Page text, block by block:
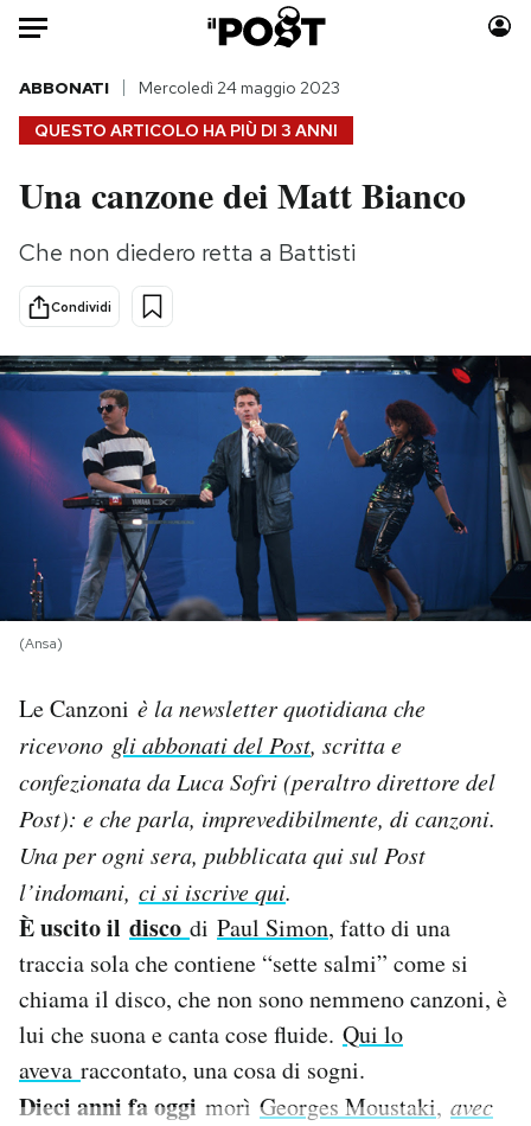
Auto
HOME
Italia
Politica
Tecnologia
Scienza
Cultura
Economia
Sport
Moda
Consumismi
Media
Altrecose
Mondiali calcio 2026
PODCAST
NEWSLETTER
I MIEI PREFERITI
SHOP
CALENDARIO
AREA PERSONALE
Newsletter
Notifiche mobile
Regala il Post
QUESTO ARTICOLO HA PIÙ DI 3 ANNI
ABBONATI Mercoledì 24 maggio 2023
Una canzone dei Matt Bianco
Che non diedero retta a Battisti
Condividi
(Ansa)
Le Canzoni è la newsletter quotidiana che
ricevono gli abbonati del Post, scritta e
confezionata da Luca Sofri (peraltro direttore del
Post): e che parla, imprevedibilmente, di canzoni.
Una per ogni sera, pubblicata qui sul Post
l’indomani, ci si iscrive qui.
È uscito il disco di Paul Simon, fatto di una
traccia sola che contiene “sette salmi” come si
chiama il disco, che non sono nemmeno canzoni, è
lui che suona e canta cose fluide. Qui lo
aveva raccontato, una cosa di sogni.
Dieci anni fa oggi morì Georges Moustaki, avec